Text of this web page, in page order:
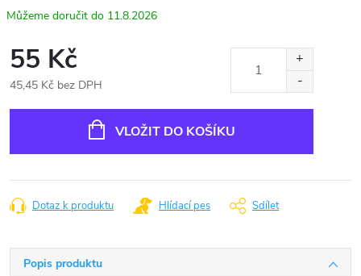
11.8.2026
55 Kč
45,45 Kč bez DPH
VLOŽIT DO KOŠÍKU
Dotaz k produktu Hlídací pes Sdílet
Popis produktu